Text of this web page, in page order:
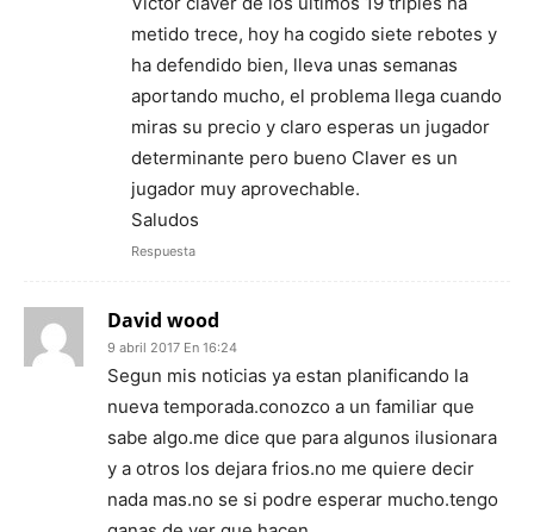
metido trece, hoy ha cogido siete rebotes y
ha defendido bien, lleva unas semanas
aportando mucho, el problema llega cuando
miras su precio y claro esperas un jugador
determinante pero bueno Claver es un
jugador muy aprovechable.
Saludos
Respuesta
David wood
9 abril 2017 En 16:24
Segun mis noticias ya estan planificando la
nueva temporada.conozco a un familiar que
sabe algo.me dice que para algunos ilusionara
y a otros los dejara frios.no me quiere decir
nada mas.no se si podre esperar mucho.tengo